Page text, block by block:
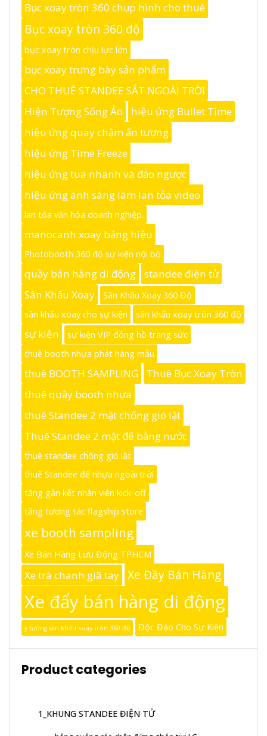
Bục xoay tròn 360 chụp hình cho thuê
Bục xoay tròn 360 độ
bục xoay tròn chịu lực lớn
bục xoay trưng bày sản phẩm
CHO THUÊ STANDEE SẮT NGOÀI TRỜI
Hiện Tượng Sống Ảo
hiệu ứng Bullet Time
hiệu ứng quay chậm ấn tượng
hiệu ứng Time Freeze
hiệu ứng tua nhanh và đảo ngược
hiệu ứng ánh sáng làm lan tỏa video
lan tỏa văn hóa doanh nghiệp.
manocanh xoay bảng hiệu
Photobooth 360 độ sự kiện nội bộ
quầy bán hàng di động
standee điện tử
Sân Khấu Xoay
Sân Khấu Xoay 360 Độ
sân khấu xoay cho sự kiện
sân khấu xoay tròn 360 độ
sự kiện
sự kiện VIP đồng hồ trang sức
thuê booth nhựa phát hàng mẫu
thuê BOOTH SAMPLING
Thuê Bục Xoay Tròn
thuê quầy booth nhựa
thuê Standee 2 mặt chống gió lật
Thuê Standee 2 mặt đế bằng nước
thuê standee chống gió lật
thuê Standee đế nhựa ngoài trời
tăng gắn kết nhân viên kick-off
tăng tương tác flagship store
xe booth sampling
Xe Bán Hàng Lưu Động TPHCM
Xe trà chanh giã tay Xe Đầy Bán Hàng
Xe đẩy bán hàng di động
ý tưởng sân khấu xoay tròn 360 độ Độc Đáo Cho Sự Kiện
Product categories
1_KHUNG STANDEE ĐIỆN TỬ